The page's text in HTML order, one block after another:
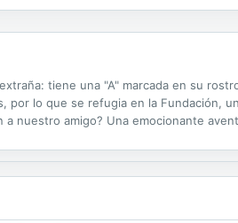
tiene una "A" marcada en su
lo que se refugia en la Fundación,
nuestro amigo? Una emocionante